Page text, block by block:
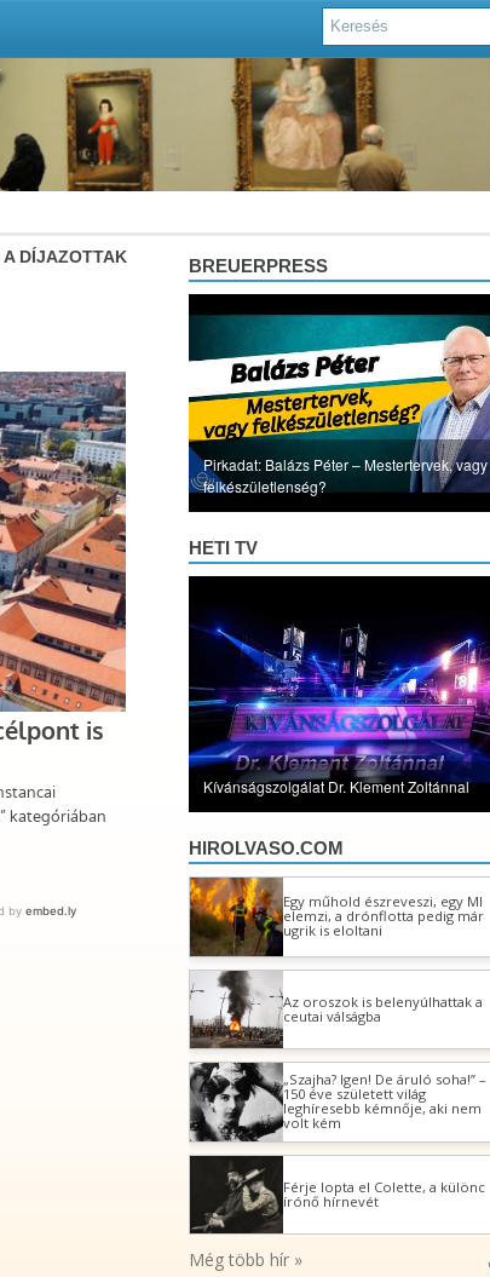
DÍJAZOTTAK
BREUERPRESS
Pirkadat: Balázs Péter – Mestertervek, vagy
felkészületlenség?
HETI TV
Kívánságszolgálat Dr. Klement Zoltánnal
HIROLVASO.COM